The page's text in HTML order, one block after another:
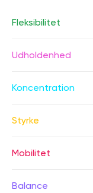
Fleksibilitet
Udholdenhed
Koncentration
Styrke
Mobilitet
Balance